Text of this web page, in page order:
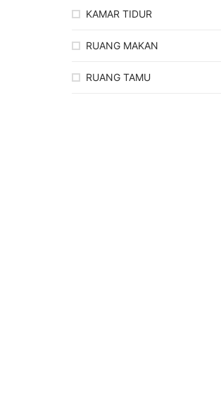
KAMAR TIDUR
RUANG MAKAN
RUANG TAMU